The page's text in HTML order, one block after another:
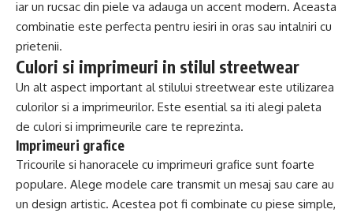
iar un rucsac din piele va adauga un accent modern. Aceasta
combinatie este perfecta pentru iesiri in oras sau intalniri cu
prietenii.
Culori si imprimeuri in stilul streetwear
Un alt aspect important al stilului streetwear este utilizarea
culorilor si a imprimeurilor. Este esential sa iti alegi paleta
de culori si imprimeurile care te reprezinta.
Imprimeuri grafice
Tricourile si hanoracele cu imprimeuri grafice sunt foarte
populare. Alege modele care transmit un mesaj sau care au
un design artistic. Acestea pot fi combinate cu piese simple,